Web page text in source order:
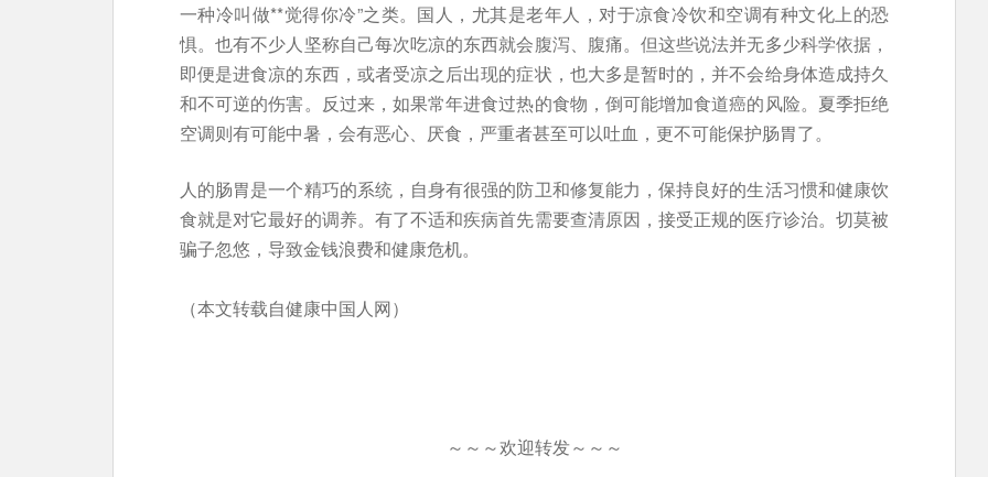
一种冷叫做**觉得你冷”之类。国人，尤其是老年人，对于凉食冷饮和空调有种文化上的恐
惧。也有不少人坚称自己每次吃凉的东西就会腹泻、腹痛。但这些说法并无多少科学依据，
即便是进食凉的东西，或者受凉之后出现的症状，也大多是暂时的，并不会给身体造成持久
和不可逆的伤害。反过来，如果常年进食过热的食物，倒可能增加食道癌的风险。夏季拒绝
空调则有可能中暑，会有恶心、厌食，严重者甚至可以吐血，更不可能保护肠胃了。
人的肠胃是一个精巧的系统，自身有很强的防卫和修复能力，保持良好的生活习惯和健康饮
食就是对它最好的调养。有了不适和疾病首先需要查清原因，接受正规的医疗诊治。切莫被
骗子忽悠，导致金钱浪费和健康危机。
（本文转载自健康中国人网）
～～～欢迎转发～～～